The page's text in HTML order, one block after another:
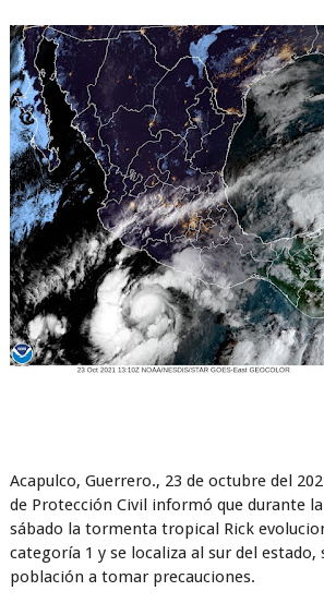
Acapulco, Guerrero., 23 de octubre del
de Protección Civil informó que durante
sábado la tormenta tropical Rick
categoría 1 y se localiza al sur del estado,
población a tomar precauciones.